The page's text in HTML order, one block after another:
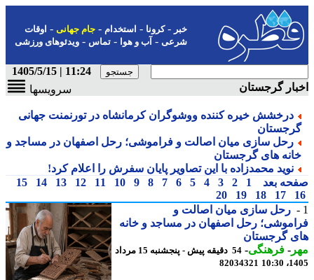
-کرونا-استخدام- جام جهانی-اوقات
شرعی-آب و هوا-تماس-ویدئوهای ورزشی
11:24 | 1405/5/15
گرجستان
سرویسها
درخشش خیره کننده ووشوگران کرمانشاه در تورنمنت جهانی
رحل سازی میان اصالت و فراموشی؛ رحل اصفهان در مساجد و
های گرجستان
نوید محمدزاده با این تصاویر پایان سفرش را اعلام کرد!
بعد
1
2
3
4
5
6
7
8
9
10
11
12
13
14
15
17
18
19
20
رحل سازی میان اصالت و
رحل اصفهان در مساجد و خانه
گرجستان
-فرهنگی-
54 دقیقه پیش - پنجشنبه 15 مرداد
82034321